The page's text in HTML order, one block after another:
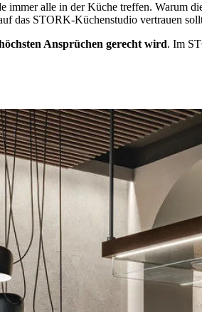
immer alle in der Küche treffen. Warum
das STORK-Küchenstudio vertrauen
Ansprüchen gerecht wird. Im